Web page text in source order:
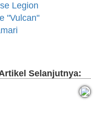
Legion
"Vulcan"
Selanjutnya: